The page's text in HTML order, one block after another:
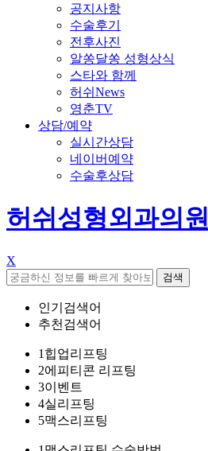
공지사항
수술후기
전후사진
알쏭달쏭 성형상식
스타와 함께
허쉬News
영춘TV
상담/예약
실시간상담
네이버예약
수술후상담
허쉬성형외과의원
X
검색
인기검색어
추천검색어
1 힙업리프팅
2에피티콘 리프팅
3이벤트
4실리프팅
5맥스리프팅